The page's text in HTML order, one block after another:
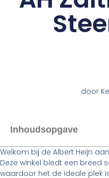
door
Inhoudsopgave
Welkom bij de Albert Heijn
Deze winkel biedt een breed
waardoor het de ideale plek